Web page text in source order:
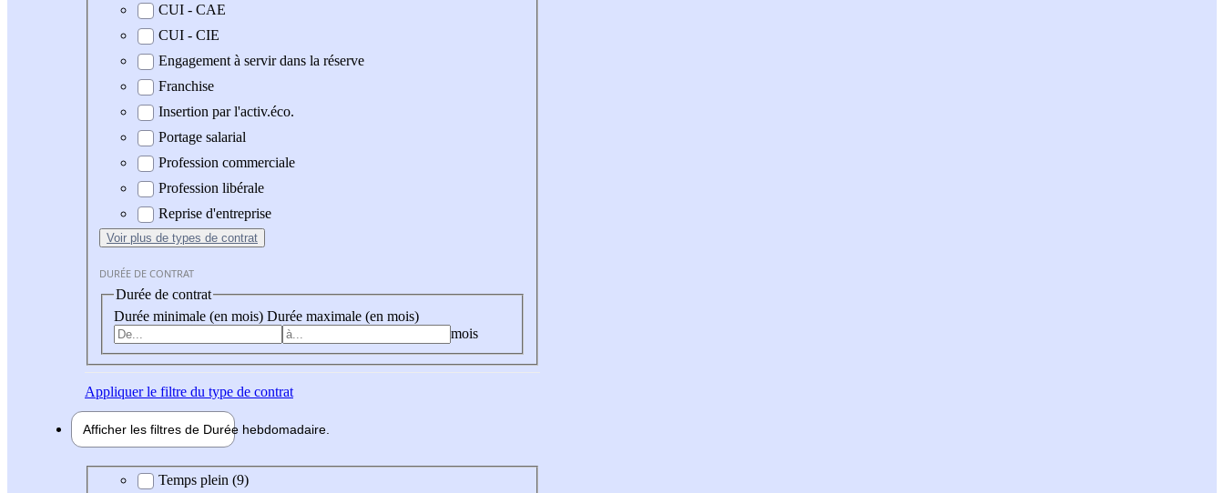
CUI - CAE
CUI - CIE
Engagement à servir dans la réserve
Franchise
Insertion par l'activ.éco.
Portage salarial
Profession commerciale
Profession libérale
Reprise d'entreprise
Voir plus de types de contrat
DURÉE DE CONTRAT
Durée de contrat
Durée minimale (en mois) Durée maximale (en mois)
mois
Appliquerle filtre du type de contrat
Afficher les filtres de Durée hebdomadaire
Durée hebdomadaire
Temps plein (9)